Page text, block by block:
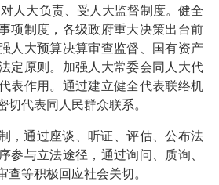
人大负责、受人大监督制度。健全
项制度，各级政府重大决策出台前
人大预算决算审查监督、国有资产
定原则。加强人大常委会同人大代
表作用。通过建立健全代表联络机
切代表同人民群众联系。
，通过座谈、听证、评估、公布法
参与立法途径，通过询问、质询、
查等积极回应社会关切。